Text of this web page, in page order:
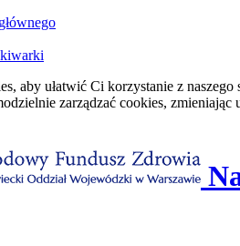
aby ułatwić Ci korzystanie z
zarządzać cookies,